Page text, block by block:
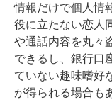
情報だけで個人情
役に立たない恋人
や通話内容を丸々
できるし、銀行口
ていない趣味嗜好
が得られる場合も